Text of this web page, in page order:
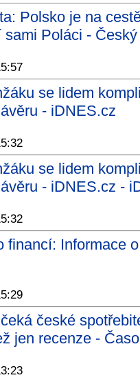
Polsko je na
sami Poláci -
se lidem
- iDNES.cz
se lidem
- iDNES.cz -
financí: Informace
české
jen recenze -